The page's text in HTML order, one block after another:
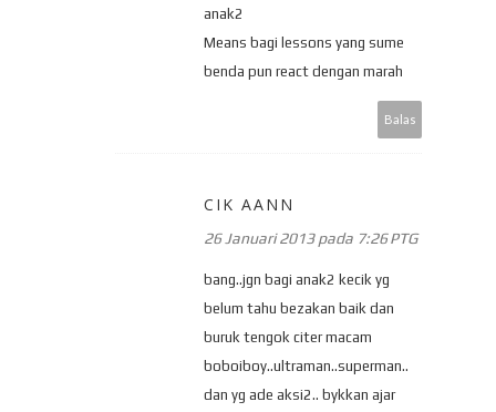
anak2
Means bagi lessons yang sume
benda pun react dengan marah
Balas
CIK AANN
26 Januari 2013 pada 7:26 PTG
bang..jgn bagi anak2 kecik yg
belum tahu bezakan baik dan
buruk tengok citer macam
boboiboy..ultraman..superman..
dan yg ade aksi2.. bykkan ajar